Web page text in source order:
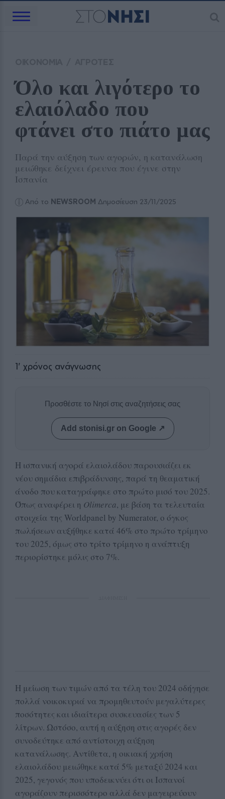
Όλο και λιγότερο το
ελαιόλαδο που
φτάνει στο πιάτο μας
Παρά την αύξηση των αγορών, η κατανάλωση
μειώθηκε δείχνει έρευνα που έγινε στην
Ισπανία
Από το NEWSROOM Δημοσίευση 23/11/2025
1' χρόνος ανάγνωσης
Προσθέστε το Νησί στις αναζητήσεις σας
Add stonisi.gr on Google ↗
Η ισπανική αγορά ελαιολάδου παρουσιάζει εκ
νέου σημάδια επιβράδυνσης, παρά τη θεαματική
άνοδο που καταγράφηκε στο πρώτο μισό του 2025.
Όπως αναφέρει η Olimerca, με βάση τα τελευταία
στοιχεία της Worldpanel by Numerator, ο όγκος
πωλήσεων αυξήθηκε κατά 46% στο πρώτο τρίμηνο
του 2025, όμως στο τρίτο τρίμηνο η ανάπτυξη
περιορίστηκε μόλις στο 7%.
Η μείωση των τιμών από τα τέλη του 2024 οδήγησε
πολλά νοικοκυριά να προμηθευτούν μεγαλύτερες
ποσότητες και ιδιαίτερα συσκευασίες των 5
λίτρων. Ωστόσο, αυτή η αύξηση στις αγορές δεν
συνοδεύτηκε από αντίστοιχη αύξηση
κατανάλωσης. Αντίθετα, η οικιακή χρήση
ελαιολάδου μειώθηκε κατά 5% μεταξύ 2024 και
2025, γεγονός που υποδεικνύει ότι οι Ισπανοί
αγοράζουν περισσότερο αλλά δεν μαγειρεύουν